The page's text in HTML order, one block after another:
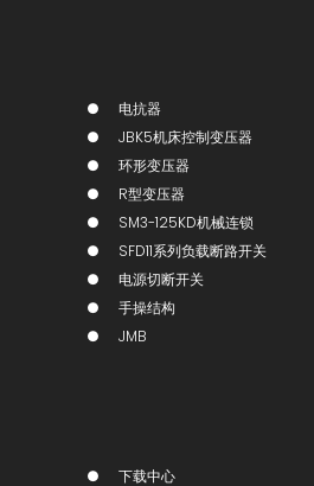
电抗器
JBK5机床控制变压器
环形变压器
R型变压器
SM3-125KD机械连锁
SFD11系列负载断路开关
电源切断开关
手操结构
JMB
下载中心